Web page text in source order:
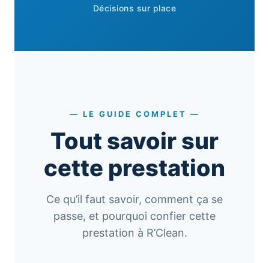
Décisions sur place
— LE GUIDE COMPLET —
Tout savoir sur
cette prestation
Ce qu’il faut savoir, comment ça se
passe, et pourquoi confier cette
prestation à R’Clean.